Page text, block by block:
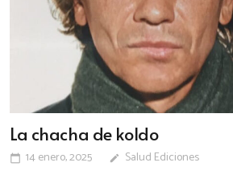
La chacha de koldo
calendar_today 14 enero, 2025 edit Salud Ediciones